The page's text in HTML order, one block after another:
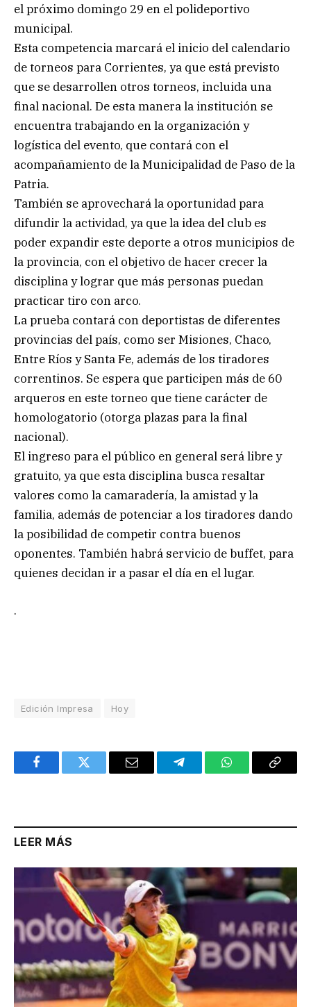
el próximo domingo 29 en el polideportivo
municipal.
Esta competencia marcará el inicio del calendario
de torneos para Corrientes, ya que está previsto
que se desarrollen otros torneos, incluida una
final nacional. De esta manera la institución se
encuentra trabajando en la organización y
logística del evento, que contará con el
acompañamiento de la Municipalidad de Paso de la
Patria.
También se aprovechará la oportunidad para
difundir la actividad, ya que la idea del club es
poder expandir este deporte a otros municipios de
la provincia, con el objetivo de hacer crecer la
disciplina y lograr que más personas puedan
practicar tiro con arco.
La prueba contará con deportistas de diferentes
provincias del país, como ser Misiones, Chaco,
Entre Ríos y Santa Fe, además de los tiradores
correntinos. Se espera que participen más de 60
arqueros en este torneo que tiene carácter de
homologatorio (otorga plazas para la final
nacional).
El ingreso para el público en general será libre y
gratuito, ya que esta disciplina busca resaltar
valores como la camaradería, la amistad y la
familia, además de potenciar a los tiradores dando
la posibilidad de competir contra buenos
oponentes. También habrá servicio de buffet, para
quienes decidan ir a pasar el día en el lugar.
.
Edición Impresa Hoy
FacebookTwitter Email TelegramWhatsAppCopy
LEER MÁS